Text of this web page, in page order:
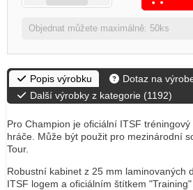
Objednat můžete maximálně: 50ks
Popis výrobku
Dotaz na
Další výrobky z kategorie (1192)
Pro Champion je oficiální ITSF
hráče. Může být použit pro mezinárodní
Tour.
Robustní kabinet z 25 mm laminovaných
ITSF logem a oficiálním štítkem